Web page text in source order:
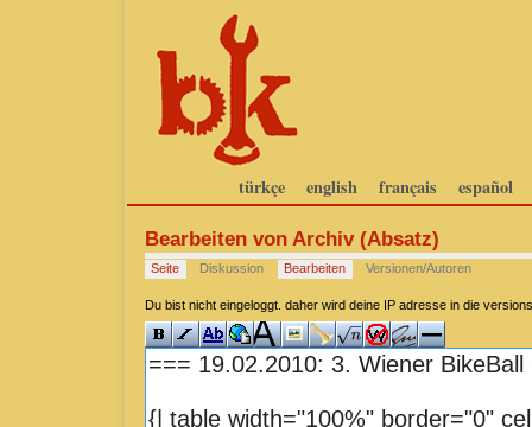
türkçe english français español
Bearbeiten von Archiv (Absatz)
Seite Diskussion Bearbeiten Versionen/Autoren
Du bist nicht eingeloggt. daher wird deine IP adresse in die